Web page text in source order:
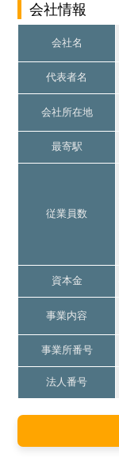
会社情報
会社名
代表者名
会社所在地
最寄駅
従業員数
資本金
事業内容
事業所番号
法人番号